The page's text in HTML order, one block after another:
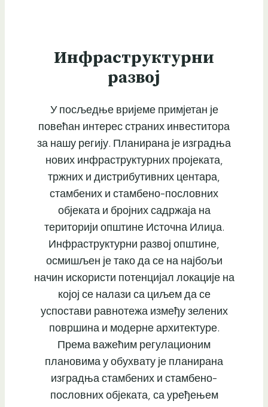
Инфраструктурни
развој
У посљедње вријеме примјетан је
повећан интерес страних инвеститора
за нашу регију. Планирана је изградња
нових инфраструктурних пројеката,
тржних и дистрибутивних центара,
стамбених и стамбено-пословних
објеката и бројних садржаја на
територији општине Источна Илиџа.
Инфраструктурни развој општине,
осмишљен је тако да се на најбољи
начин искористи потенцијал локације на
којој се налази са циљем да се
успостави равнотежа између зелених
површина и модерне архитектуре.
Према важећим регулационим
плановима у обухвату је планирана
изградња стамбених и стамбено-
пословних објеката, са уређењем